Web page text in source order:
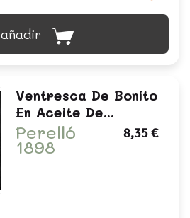
añadir
Ventresca De Bonito
En Aceite De...
Perelló
1898
8,35 €